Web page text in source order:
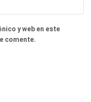
y web en este
comente.